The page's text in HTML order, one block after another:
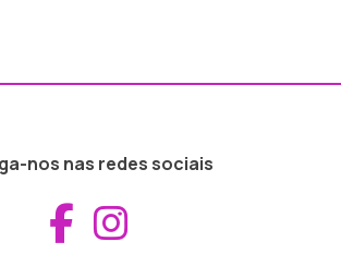
nos nas redes sociais
Aceder ao